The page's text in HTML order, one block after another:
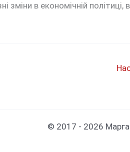
зміни в економічній
© 2017 - 2026